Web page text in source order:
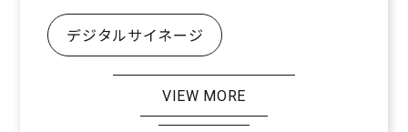
デジタルサイネージ
VIEW MORE